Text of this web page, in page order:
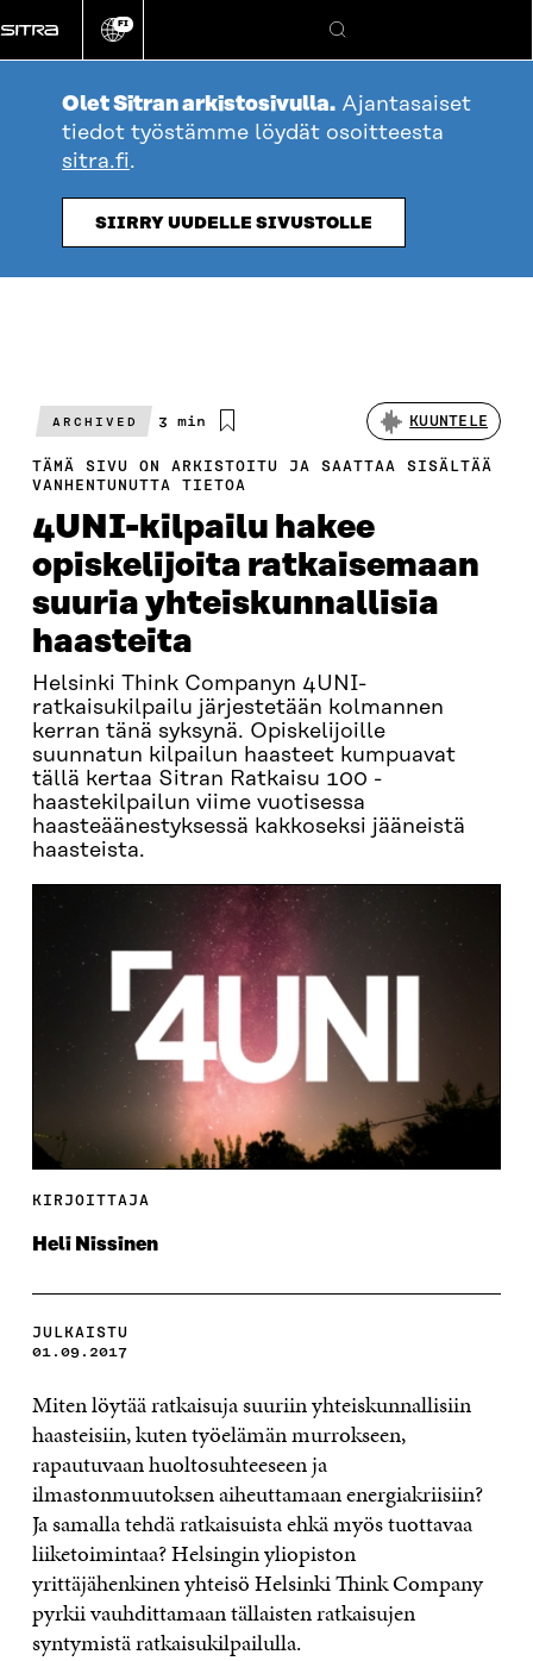
suoraan
sisältöön
Vaihda
kieli
FI
Hae
Olet Sitran arkistosivulla. Ajantasaiset
tiedot työstämme löydät osoitteesta
sitra.fi.
SIIRRY UUDELLE SIVUSTOLLE
ARCHIVED
Arvioitu
3 min KUUNTELE
TÄMÄ SIVU ON ARKISTOITU JA SAATTAA SISÄLTÄÄ
VANHENTUNUTTA TIETOA
4UNI-kilpailu hakee
opiskelijoita ratkaisemaan
suuria yhteiskunnallisia
haasteita
Helsinki Think Companyn 4UNI-
ratkaisukilpailu järjestetään kolmannen
kerran tänä syksynä. Opiskelijoille
suunnatun kilpailun haasteet kumpuavat
tällä kertaa Sitran Ratkaisu 100 -
haastekilpailun viime vuotisessa
haasteäänestyksessä kakkoseksi jääneistä
haasteista.
KIRJOITTAJA
Heli Nissinen
JULKAISTU
01.09.2017
Miten löytää ratkaisuja suuriin yhteiskunnallisiin
haasteisiin, kuten työelämän murrokseen,
rapautuvaan huoltosuhteeseen ja
ilmastonmuutoksen aiheuttamaan energiakriisiin?
Ja samalla tehdä ratkaisuista ehkä myös tuottavaa
liiketoimintaa? Helsingin yliopiston
yrittäjähenkinen yhteisö Helsinki Think Company
pyrkii vauhdittamaan tällaisten ratkaisujen
syntymistä ratkaisukilpailulla.